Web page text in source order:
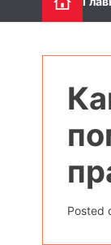
i
c
Posted